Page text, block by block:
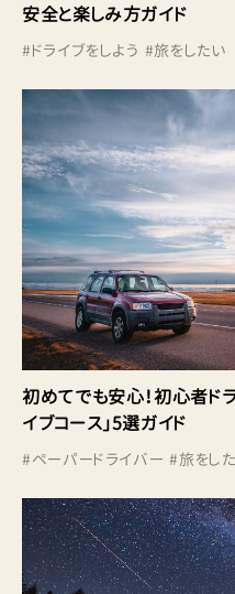
安全と楽しみ方ガイド
#ドライブをしよう #旅をしたい
初めてでも安心！初心者ド
イブコース」5選ガイド
#ペーパードライバー #旅をし